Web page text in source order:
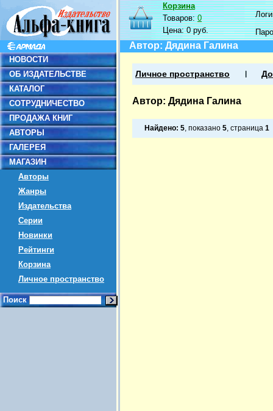
НОВОСТИ
ОБ ИЗДАТЕЛЬСТВЕ
КАТАЛОГ
СОТРУДНИЧЕСТВО
ПРОДАЖА КНИГ
АВТОРЫ
ГАЛЕРЕЯ
МАГАЗИН
Авторы
Жанры
Издательства
Серии
Новинки
Рейтинги
Корзина
Личное пространство
Поиск
Корзина
Товаров:0
Цена:0 руб.
Автор: Дядина Галина
Личное пространство
Автор: Дядина Галина
Найдено: 5, показано 5, страница 1